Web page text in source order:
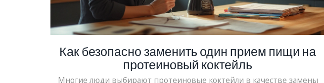
Как безопасно заменить один прием пищи на
протеиновый коктейль
Многие люди выбирают протеиновые коктейли в качестве замены